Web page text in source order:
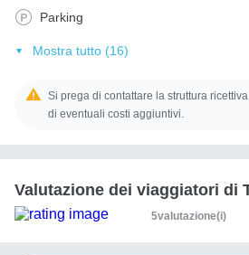
Parking
Mostra tutto (16)
Si prega di contattare la struttura
di eventuali costi aggiuntivi.
Valutazione dei viaggiatori di
5valutazione(i)